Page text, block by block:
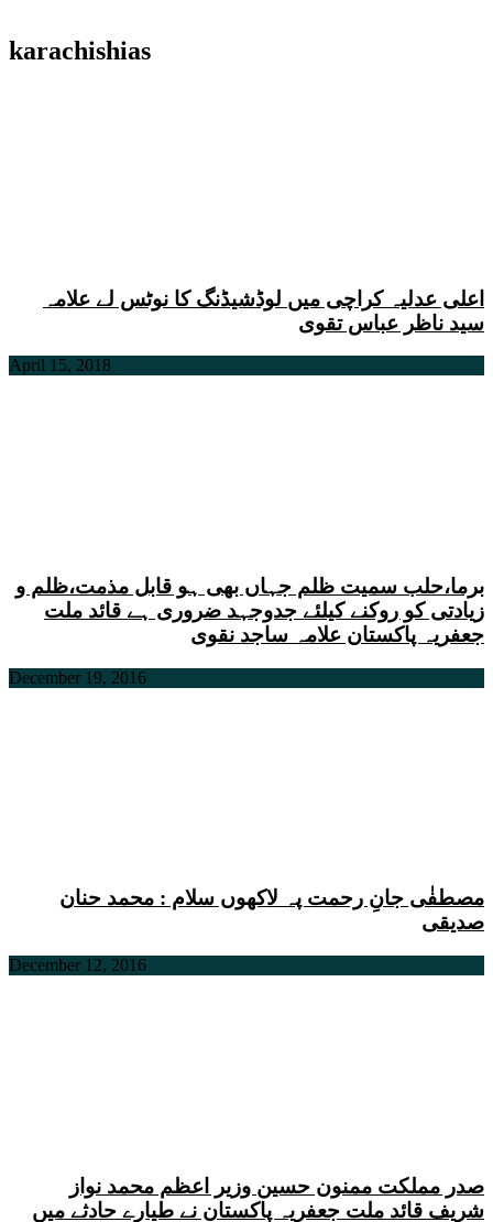
karachishias
اعلی عدلیہ کراچی میں لوڈشیڈنگ کا نوٹس لے علامہ
سید ناظر عباس تقوی
April 15, 2018
برما،حلب سمیت ظلم جہاں بھی ہو قابل مذمت،ظلم و
زیادتی کو روکنے کیلئے جدوجہد ضروری ہے قائد ملت
جعفریہ پاکستان علامہ ساجد نقوی
December 19, 2016
مصطفٰی جانِ رحمت پہ لاکھوں سلام : محمد حنان
صدیقی
December 12, 2016
صدر مملکت ممنون حسین وزیر اعظم محمد نواز
شریف قائد ملت جعفریہ پاکستان نے طیارے حادثے میں